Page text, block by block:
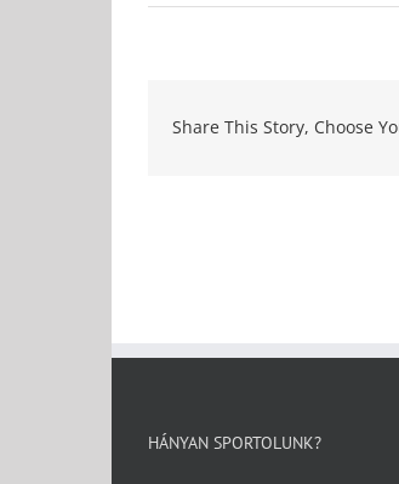
Share This Story, Choose
HÁNYAN SPORTOLUNK?